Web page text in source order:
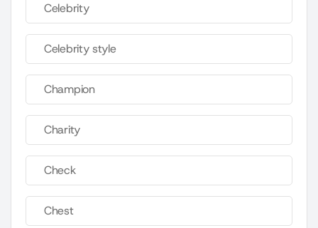
Celebrity
Celebrity style
Champion
Charity
Check
Chest